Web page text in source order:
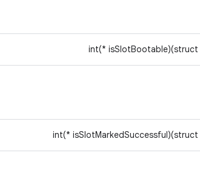
int(* isSlotBootable)(struct
int(* isSlotMarkedSuccessful)(struct